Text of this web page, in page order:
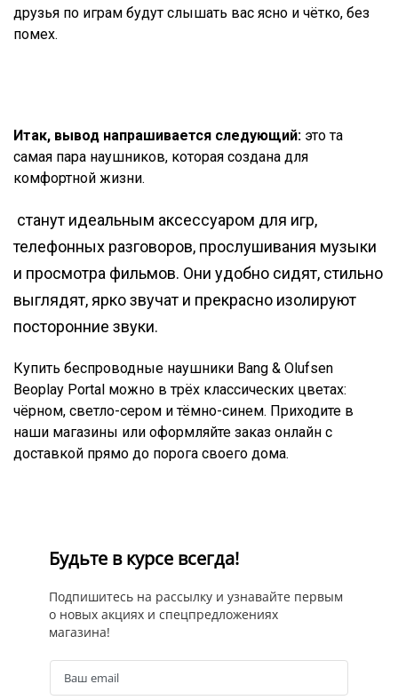
друзья по играм будут слышать вас ясно и чётко, без
помех.
Итак, вывод напрашивается следующий: это та
самая пара наушников, которая создана для
комфортной жизни.
станут идеальным аксессуаром для игр,
телефонных разговоров, прослушивания музыки
и просмотра фильмов. Они удобно сидят, стильно
выглядят, ярко звучат и прекрасно изолируют
посторонние звуки.
Купить беспроводные наушники Bang & Olufsen
Beoplay Portal можно в трёх классических цветах:
чёрном, светло-сером и тёмно-синем. Приходите в
наши магазины или оформляйте заказ онлайн с
доставкой прямо до порога своего дома.
Будьте в курсе всегда!
Подпишитесь на рассылку и узнавайте первым
о новых акциях и спецпредложениях
магазина!
Email
Ваш email